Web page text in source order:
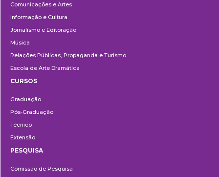
Comunicações e Artes
Informação e Cultura
Jornalismo e Editoração
Música
Relações Públicas, Propaganda e Turismo
Escola de Arte Dramática
CURSOS
Graduação
Pós-Graduação
Técnico
Extensão
PESQUISA
Comissão de Pesquisa